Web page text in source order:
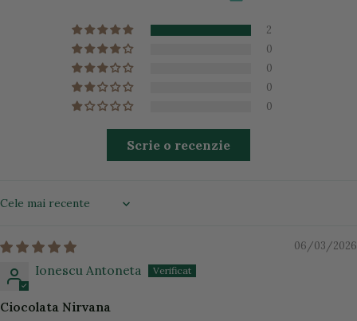
2
0
0
0
0
Scrie o recenzie
Sort by
06/03/2026
Ionescu Antoneta
Ciocolata Nirvana